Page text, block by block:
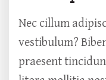
Nec cillum
vestibulum?
praesent